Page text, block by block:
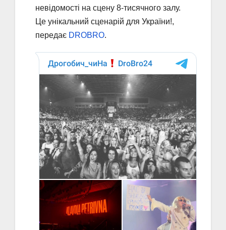
невідомості на сцену 8-тисячного залу.
Це унікальний сценарій для України!,
передає DROBRO.